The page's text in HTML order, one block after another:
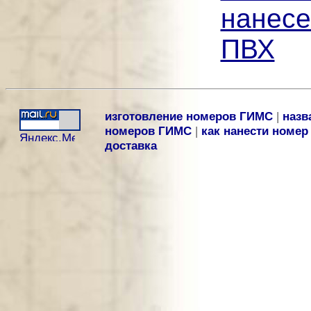
ПВХ
изготовление номеров ГИМС |
номеров ГИМС | как нанести
доставка